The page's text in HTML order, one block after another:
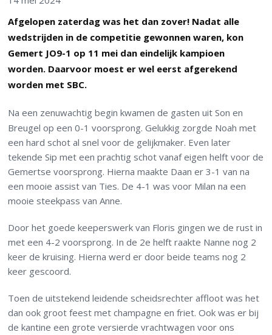
Afgelopen zaterdag was het dan zover! Nadat alle
wedstrijden in de competitie gewonnen waren, kon
Gemert JO9-1 op 11 mei dan eindelijk kampioen
worden. Daarvoor moest er wel eerst afgerekend
worden met SBC.
Na een zenuwachtig begin kwamen de gasten uit Son en
Breugel op een 0-1 voorsprong. Gelukkig zorgde Noah met
een hard schot al snel voor de gelijkmaker. Even later
tekende Sip met een prachtig schot vanaf eigen helft voor de
Gemertse voorsprong. Hierna maakte Daan er 3-1 van na
een mooie assist van Ties. De 4-1 was voor Milan na een
mooie steekpass van Anne.
Door het goede keeperswerk van Floris gingen we de rust in
met een 4-2 voorsprong. In de 2e helft raakte Nanne nog 2
keer de kruising. Hierna werd er door beide teams nog 2
keer gescoord.
Toen de uitstekend leidende scheidsrechter affloot was het
dan ook groot feest met champagne en friet. Ook was er bij
de kantine een grote versierde vrachtwagen voor ons